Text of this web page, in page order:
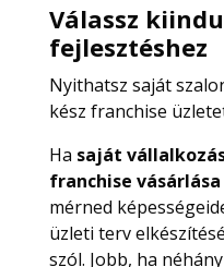
Válassz
fejlesztéshez
Nyithatsz saját
kész franchise
Ha saját
franchise
mérned
üzleti terv
szól. Jobb, ha